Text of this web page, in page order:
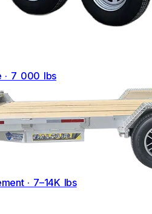
· 7 000 lbs
· 7–14K lbs